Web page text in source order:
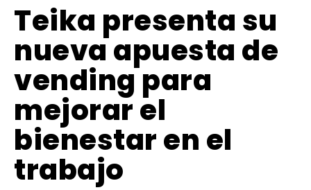
Teika presenta su
nueva apuesta de
vending para
mejorar el
bienestar en el
trabajo